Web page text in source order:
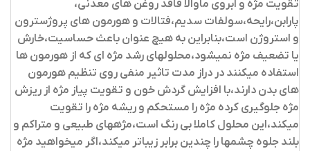
تقویت مژه و ابروی ماوالا فاقد روغن های معدنی،
پارابن،رایحه،سولفات سدیم،فتالات و هورمون های پروژسترون
و استروژن است،بنابراین به هیچ عنوان باعث حساسیت،خارش
یا تضعیف مژه نمیشود،محلولهای رشد مژه ای که از هورمون ها
استفاده میکنند در دراز مدت تاثیر منفی روی تنظیم هورمون
های بدن دارند،با افزایش گردش خون و تقویت پیاز مژه از ریزش
مژه جلوگیری کرده مژه را مستحکم و ریشه مژه را تقویت
میکند،این محلول کاملا بی رنگ است،مژه­های طبیعی و متراکم و
بلند جلوه چشمها را چندین برابر زیباتر میکند،اگر می­خواهید مژه